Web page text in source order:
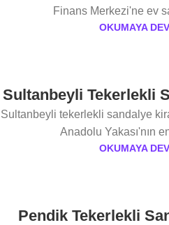
Finans Merkezi'ne ev
OKUMAYA
Sultanbeyli Tekerlekli
Sultanbeyli tekerlekli sandalye
Anadolu Yakası'nın
OKUMAYA
Pendik Tekerlekli